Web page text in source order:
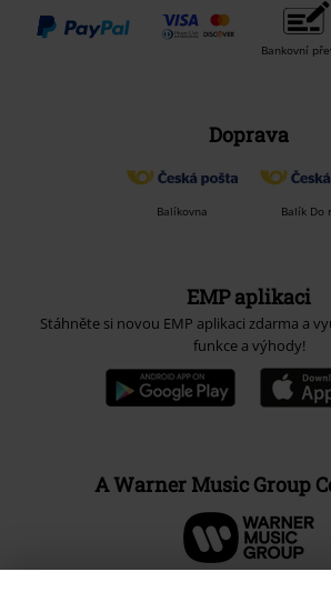
Bankovní
Doprava
Balíkovna Balík Do
EMP aplikaci
Stáhněte si novou EMP aplikaci zdarma a
funkce a výhody!
A Warner Music Group